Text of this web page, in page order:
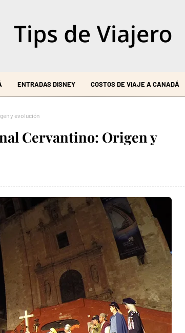
ENTRADAS DISNEY COSTOS DE VIAJE A CANADÁ
y evolución
Cervantino: Origen y